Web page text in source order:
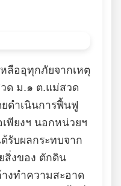
ลืออุทุกภัยจากเหตุ
ด ม.๑ ต.แม่สวด
ดำเนินการฟื้นฟู
เพียงฯ นอกหน่วยฯ
รับผลกระทบจาก
สิ่งของ ตักดิน
งทำความสะอาด